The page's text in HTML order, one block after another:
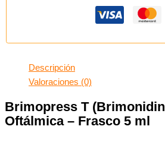
Descripción
Valoraciones (0)
Brimopress T
Oftálmica – Frasco 5 ml